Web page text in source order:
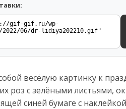
весёлую картинку к
роз с зелёными листьями,
синей бумаге с